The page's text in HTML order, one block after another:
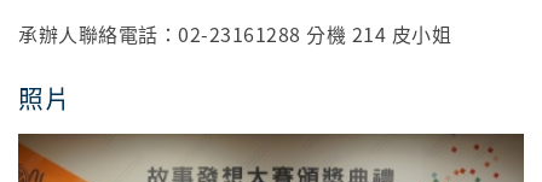
承辦人聯絡電話：02-23161288 分機 214 皮小姐
照片